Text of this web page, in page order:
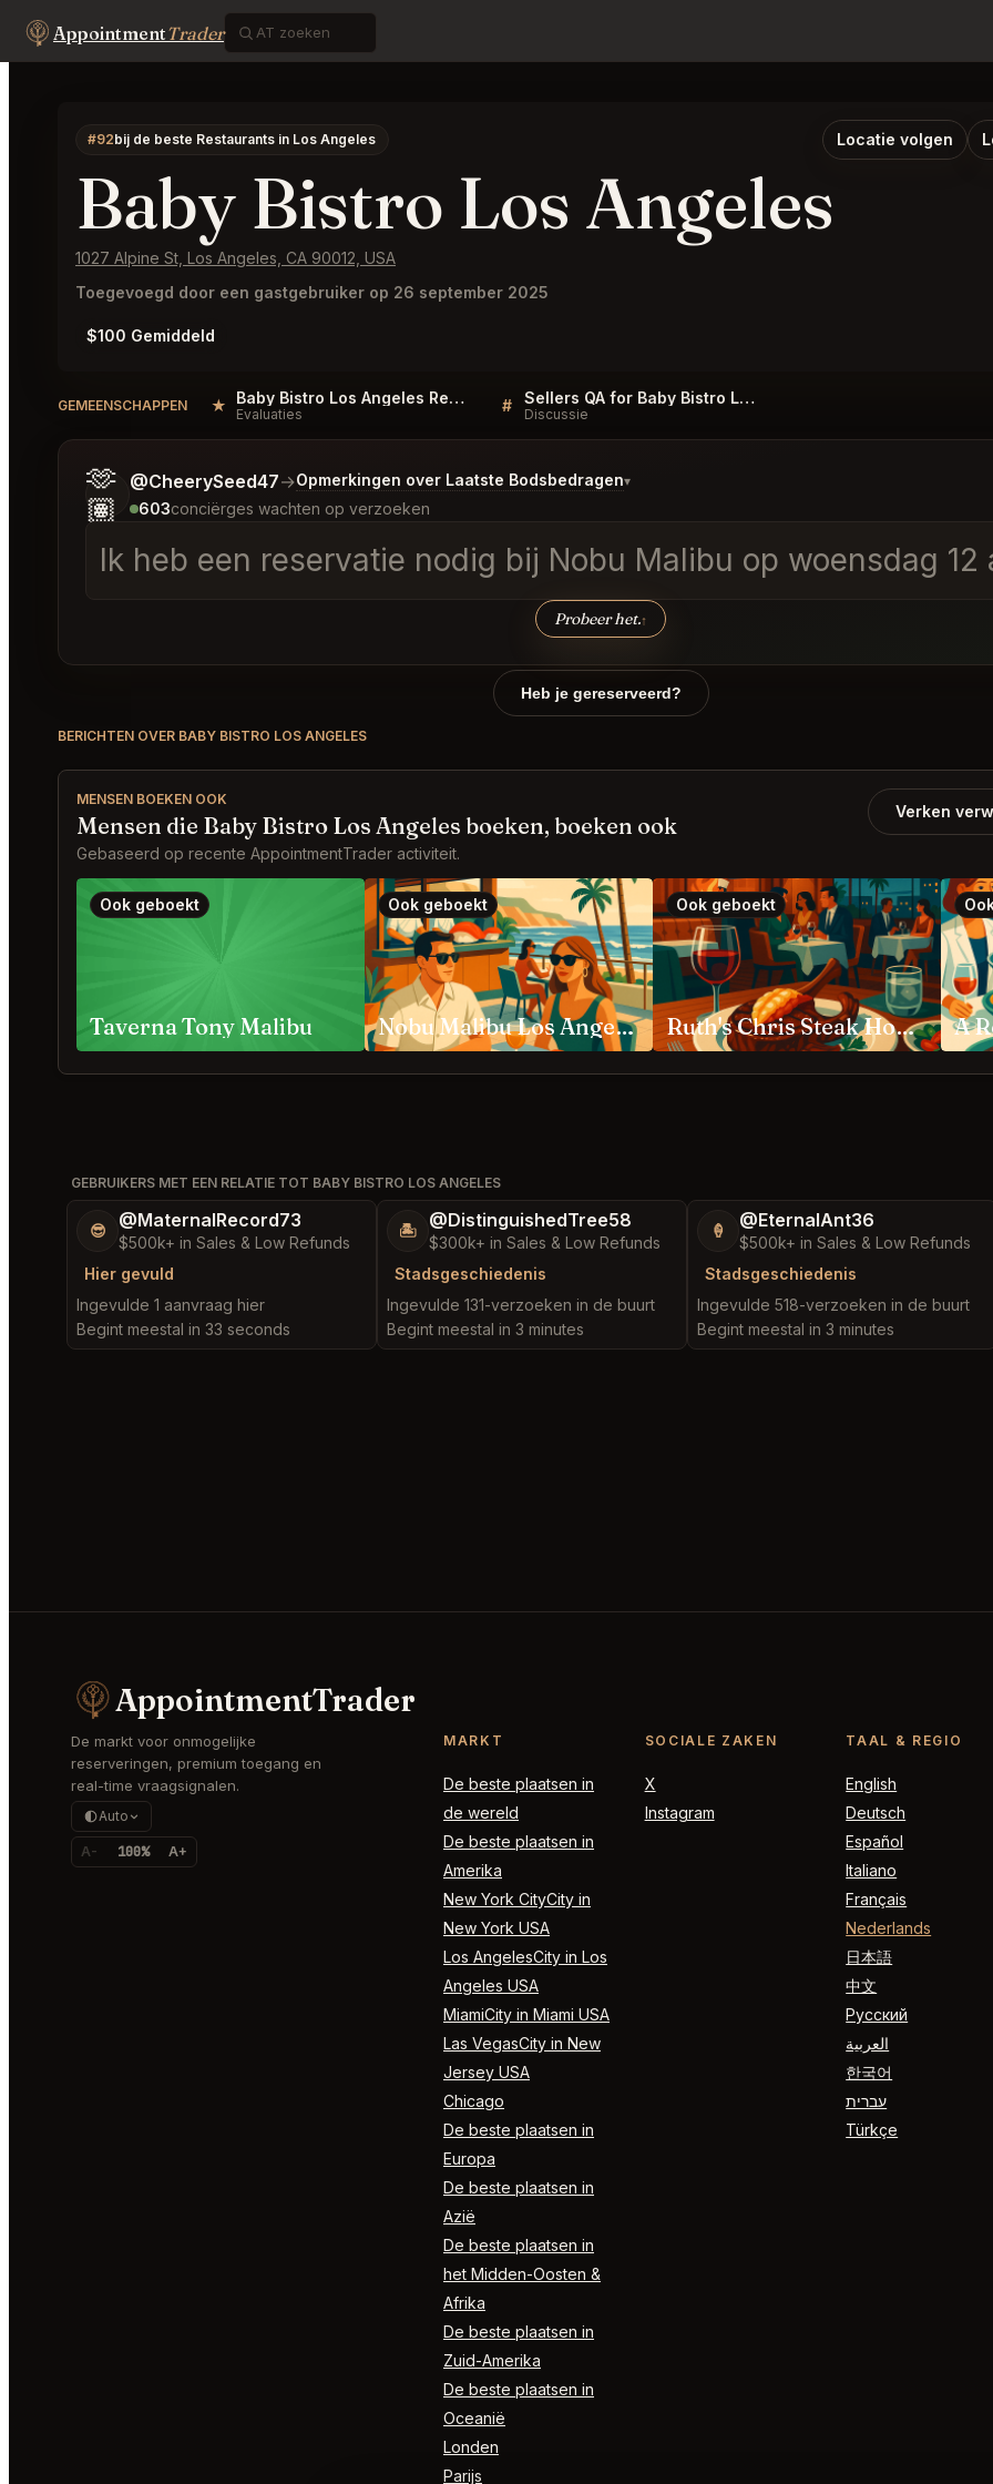
AppointmentTrader
#92bij de beste Restaurants in Los Angeles Locatie volgen
Baby Bistro Los Angeles
1027 Alpine St, Los Angeles, CA 90012, USA
Toegevoegd door een gastgebruiker op 26 september 2025
$100 Gemiddeld
GEMEENSCHAPPEN ★ Baby Bistro Los Angeles Reviews
Evaluaties # Sellers QA for Baby Bistro Los Angeles
Discussie
🫶
🏽
@CheerySeed47→Opmerkingen over Laatste Bodsbedragen▾
603conciërges wachten op verzoeken
Ik heb een reservatie nodig bij Nobu Malibu op woensdag 12
Probeer het.↑
Vertel me wat je wilt.
Heb je gereserveerd?
BERICHTEN OVER BABY BISTRO LOS ANGELES
MENSEN BOEKEN OOK
Mensen die Baby Bistro Los Angeles boeken, boeken ook
Gebaseerd op recente AppointmentTrader activiteit.
Verken
Ook geboekt
Taverna Tony Malibu
Ook geboekt
Nobu Malibu Los Angeles
Ook geboekt
Ruth's Chris Steak House Anaheim
GEBRUIKERS MET EEN RELATIE TOT BABY BISTRO LOS ANGELES
😎 @MaternalRecord73
$500k+ in Sales & Low Refunds
Hier gevuld
Ingevulde 1 aanvraag hier
Begint meestal in 33 seconds
🏝️ @DistinguishedTree58
$300k+ in Sales & Low Refunds
Stadsgeschiedenis
Ingevulde 131-verzoeken in de buurt
Begint meestal in 3 minutes
🍦 @EternalAnt36
$500k+ in Sales & Low Refunds
Stadsgeschiedenis
Ingevulde 518-verzoeken in de buurt
Begint meestal in 3 minutes
AppointmentTrader
De markt voor onmogelijke
reserveringen, premium toegang en
real-time vraagsignalen.
Auto
A- 100% A+
MARKT
De beste plaatsen in
de wereld
De beste plaatsen in
Amerika
New York CityCity in
New York USA
Los AngelesCity in Los
Angeles USA
MiamiCity in Miami USA
Las VegasCity in New
Jersey USA
Chicago
De beste plaatsen in
Europa
De beste plaatsen in
Azië
De beste plaatsen in
het Midden-Oosten &
Afrika
De beste plaatsen in
Zuid-Amerika
De beste plaatsen in
Oceanië
Londen
Parijs
SOCIALE ZAKEN
X
Instagram
TAAL & REGIO
English
Deutsch
Español
Italiano
Français
Nederlands
日本語
中文
Русский
العربية
한국어
עברית
Türkçe